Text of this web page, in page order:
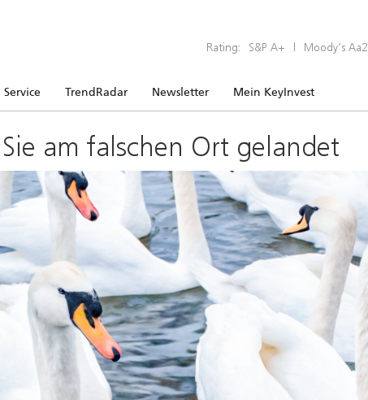
Rating: S&P A+ | Moody’s Aa2
Service TrendRadar Newsletter Mein KeyInvest
am falschen Ort gelandet